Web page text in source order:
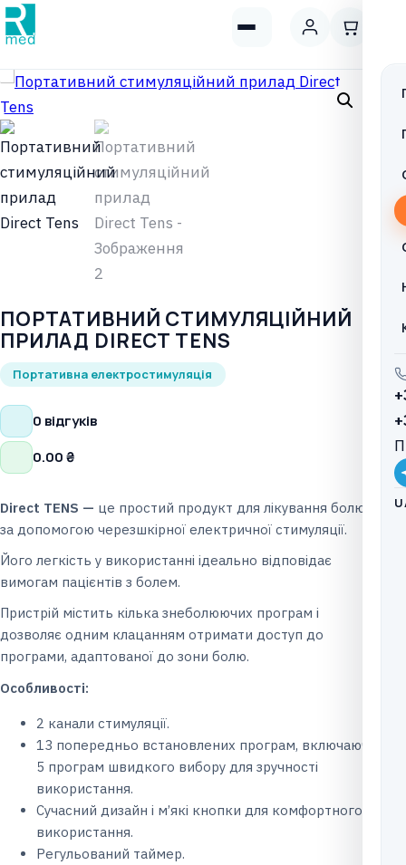
ПОРТАТИВНИЙ СТИМУЛЯЦІЙНИЙ
ПРИЛАД DIRECT TENS
Портативна електростимуляція
0 відгуків
0.00₴
Direct TENS — це простий продукт для лікування болю
за допомогою черезшкірної електричної стимуляції.
Його легкість у використанні ідеально відповідає
вимогам пацієнтів з болем.
Пристрій містить кілька знеболюючих програм і
дозволяє одним клацанням отримати доступ до
програми, адаптованої до зони болю.
Особливості:
2 канали стимуляції.
13 попередньо встановлених програм, включаючи
5 програм швидкого вибору для зручності
використання.
Сучасний дизайн і м’які кнопки для комфортного
використання.
Регульований таймер.